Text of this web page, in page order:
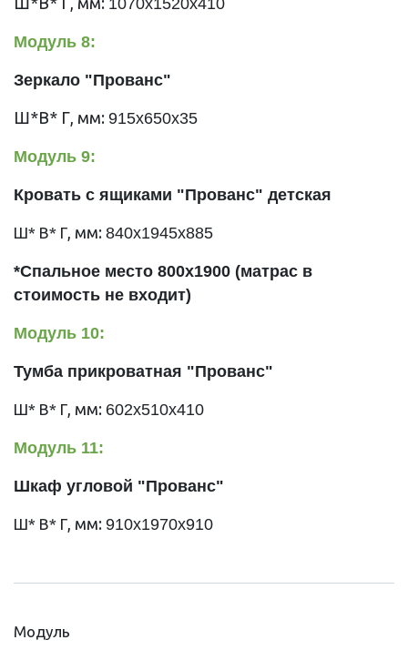
Модуль 8:
Зеркало "Прованс"
Ш*В* Г, мм: 915х650х35
Модуль 9:
Кровать с ящиками "Прованс" детская
Ш* В* Г , мм: 840х1945х885
*Спальное место 800х1900 (матрас в
стоимость не входит)
Модуль 10:
Тумба прикроватная "Прованс"
Ш* В* Г , мм: 602х510х410
Модуль 11:
Шкаф угловой "Прованс"
Ш* В* Г , мм: 910х1970х910
Модуль